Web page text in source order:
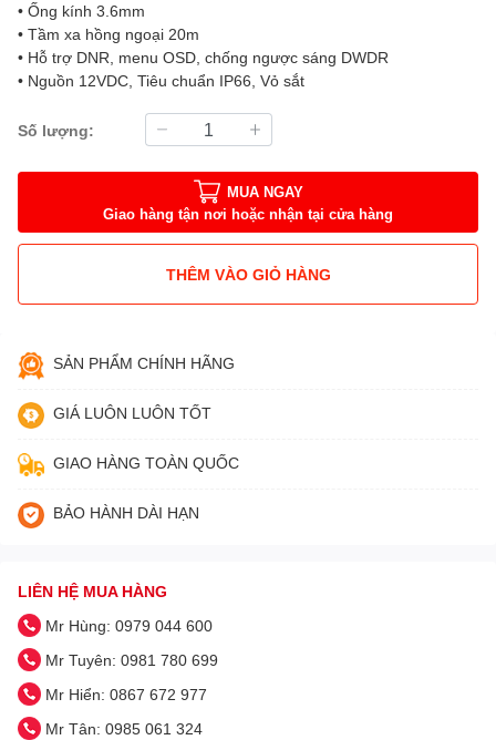
• Ống kính 3.6mm
• Tầm xa hồng ngoại 20m
• Hỗ trợ DNR, menu OSD, chống ngược sáng DWDR
• Nguồn 12VDC, Tiêu chuẩn IP66, Vỏ sắt
Số lượng:
MUA NGAY
Giao hàng tận nơi hoặc nhận tại cửa hàng
THÊM VÀO GIỎ HÀNG
SẢN PHẨM CHÍNH HÃNG
GIÁ LUÔN LUÔN TỐT
GIAO HÀNG TOÀN QUỐC
BẢO HÀNH DÀI HẠN
LIÊN HỆ MUA HÀNG
Mr Hùng: 0979 044 600
Mr Tuyên: 0981 780 699
Mr Hiển: 0867 672 977
Mr Tân: 0985 061 324